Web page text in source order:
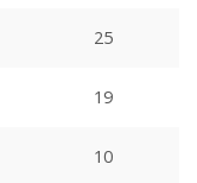
25
19
10